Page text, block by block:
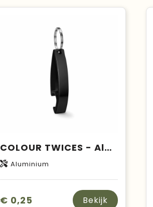
COLOUR TWICES - Aluminium sleutelhanger
Aluminium
€ 0,25 Bekijk